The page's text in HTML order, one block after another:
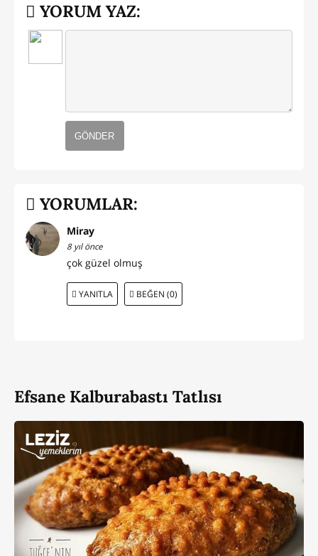
YORUM YAZ:
GÖNDER
YORUMLAR:
Miray
8 yıl önce
çok güzel olmuş
YANITLA BEĞEN (0)
Efsane Kalburabastı Tatlısı